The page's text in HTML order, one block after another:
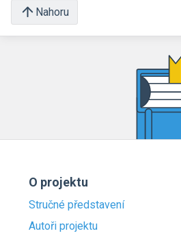
Nahoru
O projektu
Stručné představení
Autoři projektu